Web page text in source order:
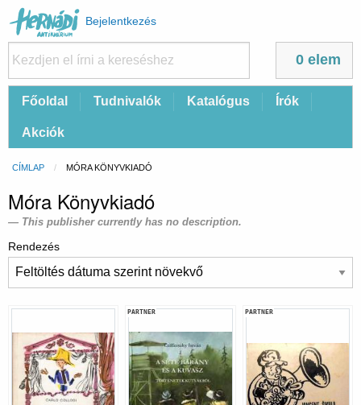
Felhasználói
fiók
menüje
Bejelentkezés
0 elem
FőFőoldal Tudnivalók Katalógus Írók
Akciók
Morzsa
CÍMLAP CURRENT:
MÓRA KÖNYVKIADÓ
Móra Könyvkiadó
This publisher currently has no description.
Rendezés
PARTNER PARTNER